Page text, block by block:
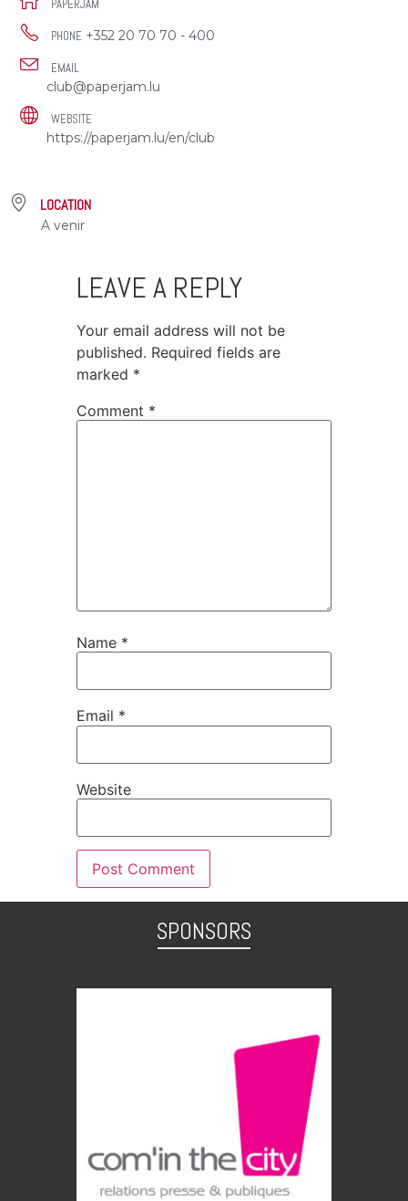
PAPERJAM
PHONE +352 20 70 70 - 400
EMAIL
club@paperjam.lu
WEBSITE
https://paperjam.lu/en/club
LOCATION
A venir
LEAVE A REPLY
Your email address will not be
published. Required fields are
marked *
Comment *
Name *
Email *
Website
SPONSORS